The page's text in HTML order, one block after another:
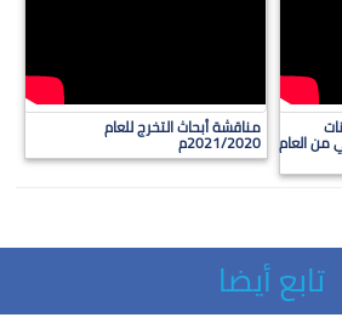
من العام
مناقشة أبحاث التخرج للعام
2021/2020م
تابع أيضا